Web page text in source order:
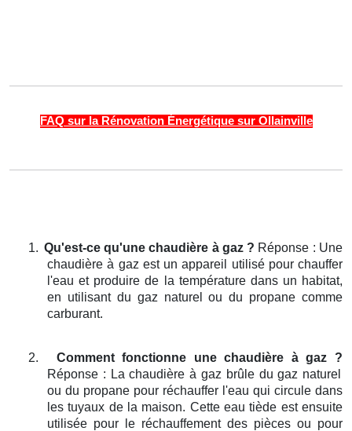
FAQ sur la Rénovation Énergétique sur Ollainville
1. Qu'est-ce qu'une chaudière à gaz ? Réponse : Une
chaudière à gaz est un appareil utilisé pour chauffer
l'eau et produire de la température dans un habitat,
en utilisant du gaz naturel ou du propane comme
carburant.
2.
Comment fonctionne une chaudière à gaz ?
Réponse : La chaudière à gaz brûle du gaz naturel
ou du propane pour réchauffer l'eau qui circule dans
les tuyaux de la maison. Cette eau tiède est ensuite
utilisée pour le réchauffement des pièces ou pour